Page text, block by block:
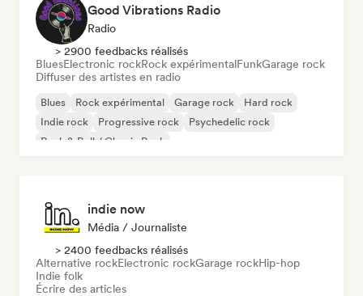
Good Vibrations Radio
Radio
> 2900 feedbacks réalisés
BluesElectronic rockRock expérimentalFunkGarage rock
Diffuser des artistes en radio
Blues Rock expérimental Garage rock
Hard rock
Indie rock
Progressive rock
Psychedelic rock
Rock & Roll / Classic Rock
indie now
Média / Journaliste
> 2400 feedbacks réalisés
Alternative rockElectronic rockGarage rockHip-hop
Indie folk
Écrire des articles